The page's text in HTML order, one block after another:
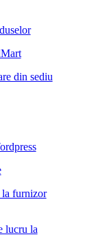
din sediu
la furnizor
lucru la